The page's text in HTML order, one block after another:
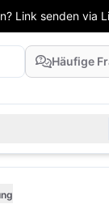
Link senden via
Häufige